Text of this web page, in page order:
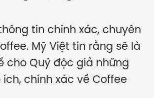
tin chính xác, chuyên
Mỹ Việt tin rằng sẽ là
cho Quý độc giả những
chính xác về Coffee